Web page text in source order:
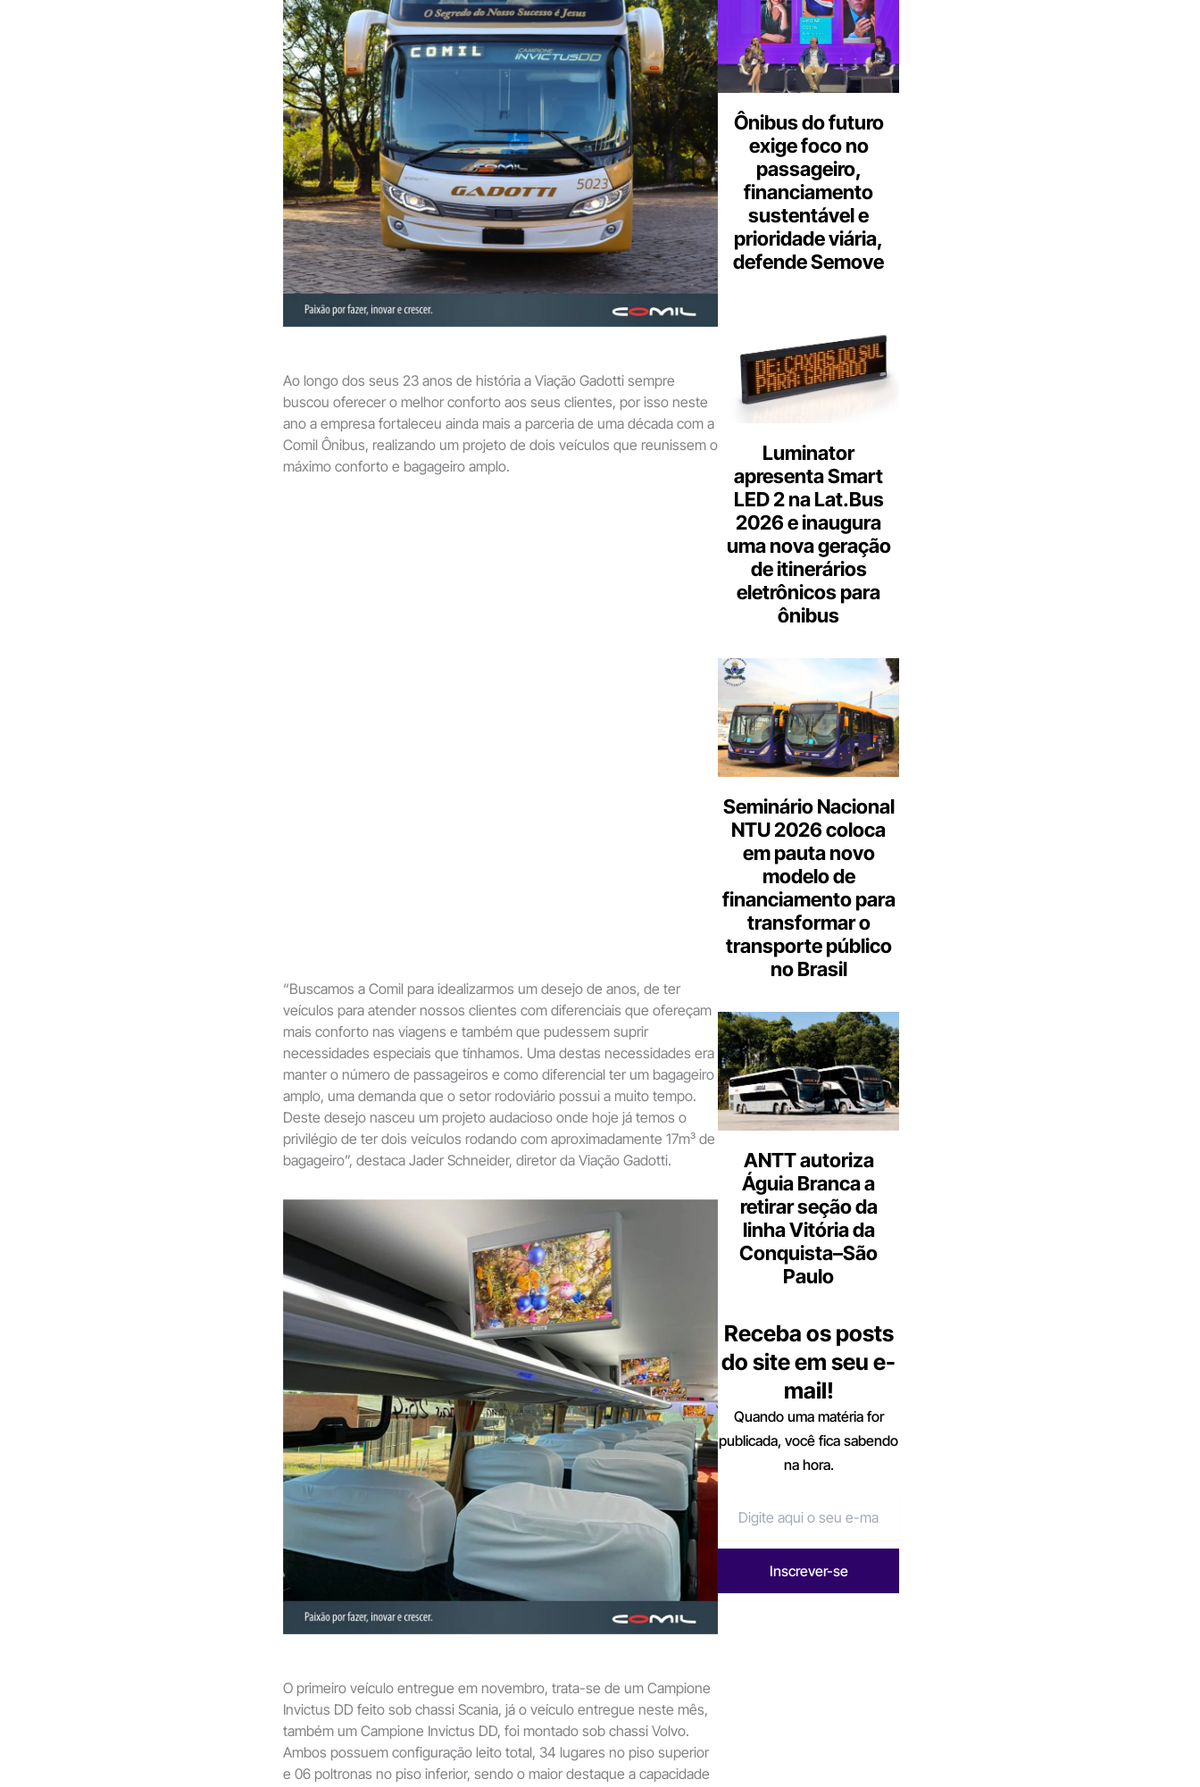
Ao longo dos seus 23 anos de história a Viação Gadotti sempre
buscou oferecer o melhor conforto aos seus clientes, por isso neste
ano a empresa fortaleceu ainda mais a parceria de uma década com a
Comil Ônibus, realizando um projeto de dois veículos que reunissem o
máximo conforto e bagageiro amplo.
“Buscamos a Comil para idealizarmos um desejo de anos, de ter
veículos para atender nossos clientes com diferenciais que ofereçam
mais conforto nas viagens e também que pudessem suprir
necessidades especiais que tínhamos. Uma destas necessidades era
manter o número de passageiros e como diferencial ter um bagageiro
amplo, uma demanda que o setor rodoviário possui a muito tempo.
Deste desejo nasceu um projeto audacioso onde hoje já temos o
privilégio de ter dois veículos rodando com aproximadamente 17m³ de
bagageiro”, destaca Jader Schneider, diretor da Viação Gadotti.
O primeiro veículo entregue em novembro, trata-se de um Campione
Invictus DD feito sob chassi Scania, já o veículo entregue neste mês,
também um Campione Invictus DD, foi montado sob chassi Volvo.
Ambos possuem configuração leito total, 34 lugares no piso superior
e 06 poltronas no piso inferior, sendo o maior destaque a capacidade
Ônibus do futuro
exige foco no
passageiro,
financiamento
sustentável e
prioridade viária,
defende Semove
Luminator
apresenta Smart
LED 2 na Lat.Bus
2026 e inaugura
uma nova geração
de itinerários
eletrônicos para
ônibus
Seminário Nacional
NTU 2026 coloca
em pauta novo
modelo de
financiamento para
transformar o
transporte público
no Brasil
ANTT autoriza
Águia Branca a
retirar seção da
linha Vitória da
Conquista–São
Paulo
Receba os posts
do site em seu e-
mail!
Quando uma matéria for
publicada, você fica sabendo
na hora.
Inscrever-se